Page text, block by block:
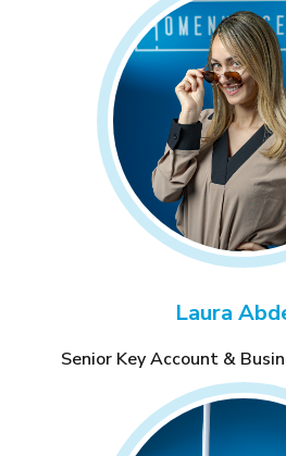
Laura
Senior Key Account &